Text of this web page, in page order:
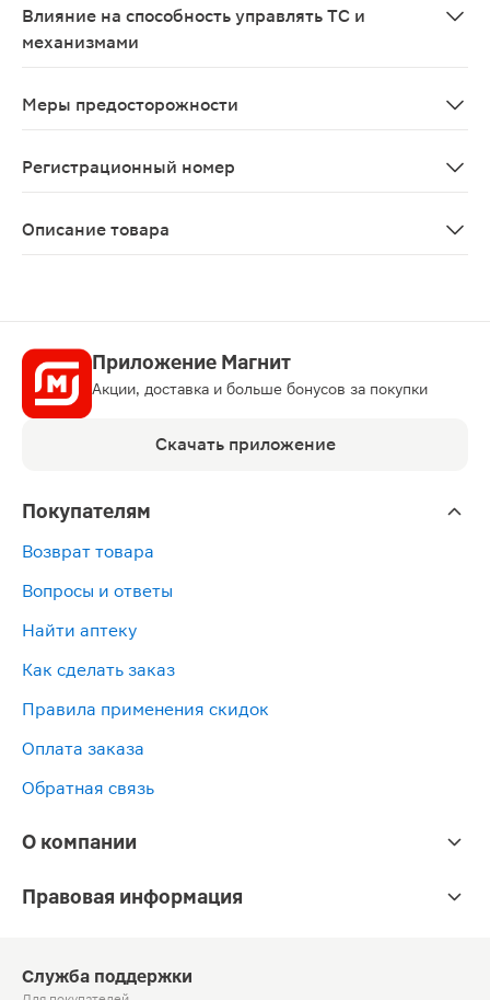
Влияние на способность управлять ТС и
механизмами
Меры предосторожности
Регистрационный номер
Описание товара
Приложение Магнит
Акции, доставка и больше бонусов за покупки
Скачать приложение
Покупателям
Возврат товара
Вопросы и ответы
Найти аптеку
Как сделать заказ
Правила применения скидок
Оплата заказа
Обратная связь
О компании
Правовая информация
Служба поддержки